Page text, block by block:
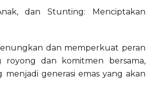
dan Stunting: Menciptakan
dan memperkuat peran
royong dan komitmen bersama,
generasi emas yang akan